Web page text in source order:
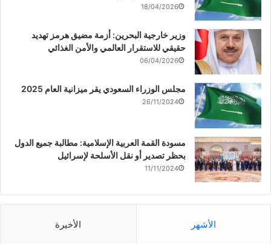
18/04/2026
وزير خارجية البحرين: أزمة مضيق هرمز تهديد
حقيقي للاستقرار العالمي والأمن الغذائي
06/04/2026
مجلس الوزراء السعودي يقر ميزانية العام 2025
26/11/2024
مسودة القمة العربية الإسلامية: مطالبة جميع الدول
بحظر تصدير أو نقل الأسلحة لإسرائيل
11/11/2024
الأشهر الأخيرة